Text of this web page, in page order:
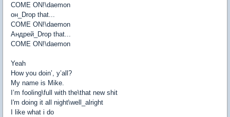
COME ON!\daemon
он_Drop that...
COME ON!\daemon
Андрей_Drop that...
COME ON!\daemon
Yeah
How you doin’, y’all?
My name is Mike.
I’m fooling\full with the\that new shit
I'm doing it all night\well_alright
I like what i do